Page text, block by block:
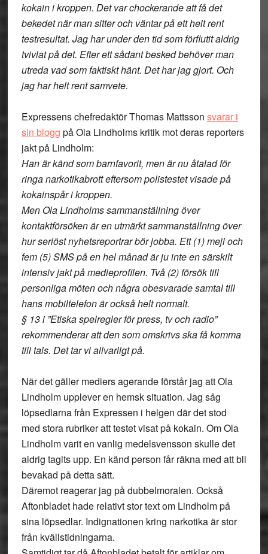
kokain i kroppen. Det var chockerande att få det
bekedet när man sitter och väntar på ett helt rent
testresultat. Jag har under den tid som förflutit aldrig
tvivlat på det. Efter ett sådant besked behöver man
utreda vad som faktiskt hänt. Det har jag gjort. Och
jag har helt rent samvete.
Expressens chefredaktör Thomas Mattsson svarar i
sin blogg på Ola Lindholms kritik mot deras reporters
jakt på Lindholm:
Han är känd som barnfavorit, men är nu åtalad för
ringa narkotikabrott eftersom polistestet visade på
kokainspår i kroppen.
Men Ola Lindholms sammanställning över
kontaktförsöken är en utmärkt sammanställning över
hur seriöst nyhetsreportrar bör jobba. Ett (1) mejl och
fem (5) SMS på en hel månad är ju inte en särskilt
intensiv jakt på medieprofilen. Två (2) försök till
personliga möten och några obesvarade samtal till
hans mobiltelefon är också helt normalt.
§ 13 i ”Etiska spelregler för press, tv och radio”
rekommenderar att den som omskrivs ska få komma
till tals. Det tar vi allvarligt på.
När det gäller mediers agerande förstår jag att Ola
Lindholm upplever en hemsk situation. Jag såg
löpsedlarna från Expressen i helgen där det stod
med stora rubriker att testet visat på kokain. Om Ola
Lindholm varit en vanlig medelsvensson skulle det
aldrig tagits upp. En känd person får räkna med att bli
bevakad på detta sätt.
Däremot reagerar jag på dubbelmoralen. Också
Aftonbladet hade relativt stor text om Lindholm på
sina löpsedlar. Indignationen kring narkotika är stor
från kvällstidningarna.